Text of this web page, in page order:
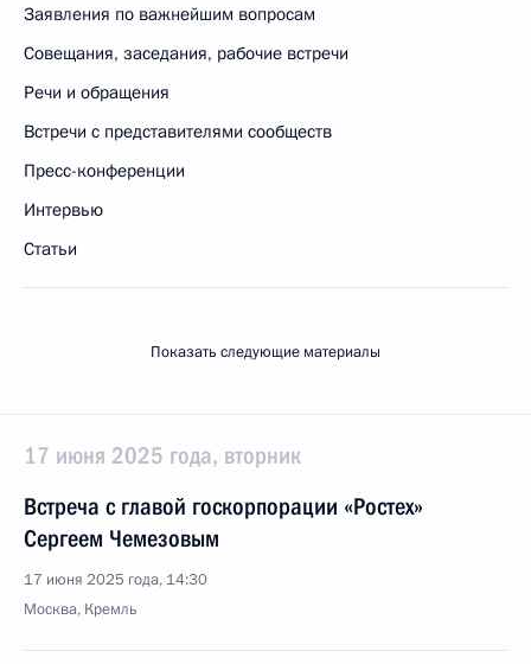
Заявления по важнейшим вопросам
Совещания, заседания, рабочие встречи
Речи и обращения
Встречи с представителями сообществ
Пресс-конференции
Интервью
Статьи
Показать следующие материалы
17 июня 2025 года, вторник
Встреча с главой госкорпорации «Ростех»
Сергеем Чемезовым
17 июня 2025 года, 14:30
Москва, Кремль